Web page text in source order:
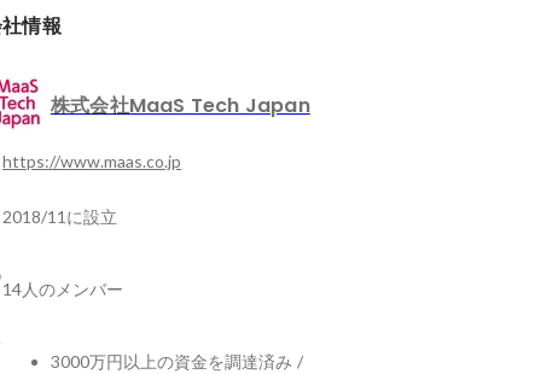
情報
株式会社MaaS Tech Japan
https://www.maas.co.jp
2018/11に設立
14人のメンバー
3000万円以上の資金を調達済み /